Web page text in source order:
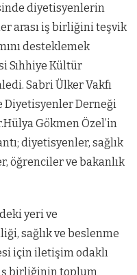
diyetisyenlerin
arası iş birliğini teşvik
desteklemek
Sıhhiye Kültür
Sabri Ülker Vakfı
Diyetisyenler Derneği
Gökmen Özel’in
diyetisyenler, sağlık
öğrenciler ve bakanlık
yeri ve
sağlık ve beslenme
için iletişim odaklı
birliğinin toplum